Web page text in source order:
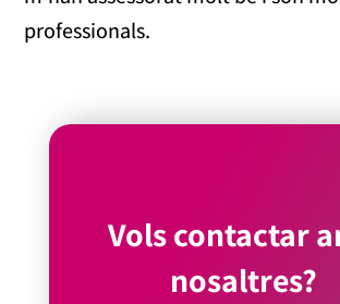
professionals.
Vols contactar
nosaltres?